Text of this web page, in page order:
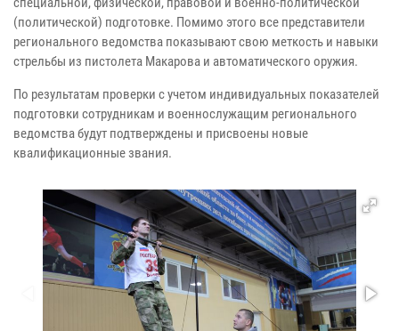
(политической) подготовке. Помимо этого все представители
регионального ведомства показывают свою меткость и навыки
стрельбы из пистолета Макарова и автоматического оружия.
По результатам проверки с учетом индивидуальных показателей
подготовки сотрудникам и военнослужащим регионального
ведомства будут подтверждены и присвоены новые
квалификационные звания.